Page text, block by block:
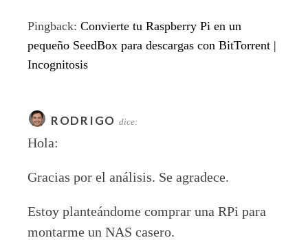
Pingback: Convierte tu Raspberry Pi en un
pequeño SeedBox para descargas con BitTorrent |
Incognitosis
RODRIGO dice:
Hola:
Gracias por el análisis. Se agradece.
Estoy planteándome comprar una RPi para
montarme un NAS casero.